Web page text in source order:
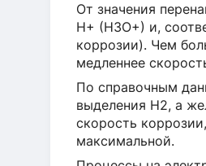
От значения
Н+ (Н3О+) и,
коррозии). Чем
медленнее
По справочным
выделения Н2, а
скорость
максимальной.